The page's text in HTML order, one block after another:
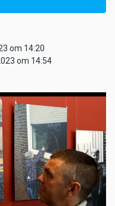
om 14:20
om 14:54